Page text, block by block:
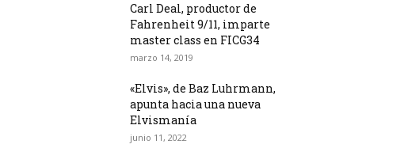
Carl Deal, productor de
Fahrenheit 9/11, imparte
master class en FICG34
marzo 14, 2019
«Elvis», de Baz Luhrmann,
apunta hacia una nueva
Elvismanía
junio 11, 2022